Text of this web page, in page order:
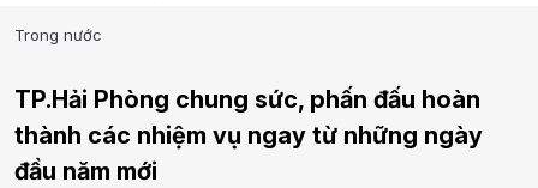
Trong nước
TP.Hải Phòng chung sức, phấn đấu hoàn
thành các nhiệm vụ ngay từ những ngày
đầu năm mới